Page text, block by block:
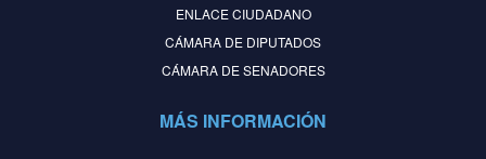
ENLACE CIUDADANO
CÁMARA DE DIPUTADOS
CÁMARA DE SENADORES
MÁS INFORMACIÓN